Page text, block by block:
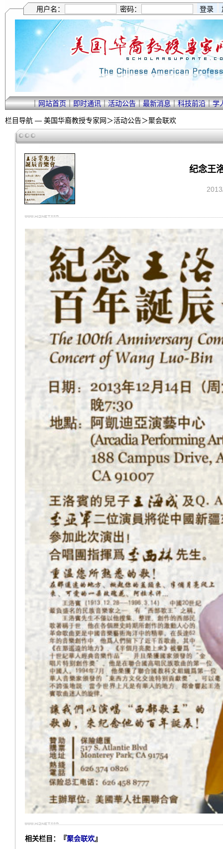
用户名： 密码：
｜网站首页｜即时通讯｜活动公告｜最新消息｜科技前沿｜学
栏目导航 — 美国华裔教授专家网＞活动公告＞聚会联欢
纪念王
相关栏目：『聚会联欢』